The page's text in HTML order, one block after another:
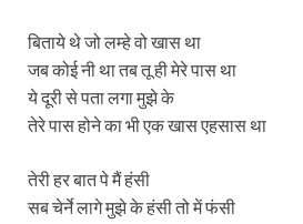
बिताये थे जो लम्हे वो खास था
जब कोई नी था तब तू ही मेरे पास था
ये दूरी से पता लगा मुझे के
तेरे पास होने का भी एक खास एहसास था
तेरी हर बात पे मैं हंसी
सब चेर्ने लागे मुझे के हंसी तो में फंसी